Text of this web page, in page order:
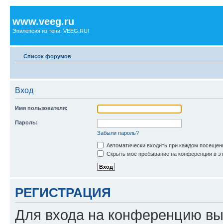
www.veeg.ru
Эпилепсия из тени. VEEG.RU!
Список форумов
Вход
Имя пользователя:
Пароль:
Забыли пароль?
Автоматически входить при каждом
Скрыть моё пребывание на конференции в
РЕГИСТРАЦИЯ
Для входа на конференцию